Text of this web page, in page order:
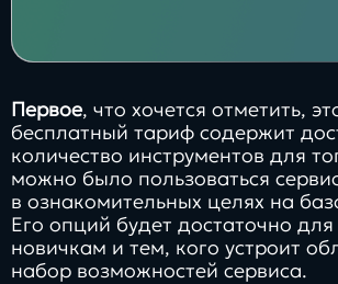
бриф
Контакты
Первое, что хочется отметить,
бесплатный тариф содержит
количество инструментов для
можно было пользоваться
в ознакомительных целях на
Его опций будет достаточно
новичкам и тем, кого устроит
набор возможностей сервиса.